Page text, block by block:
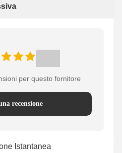
per questo fornitore
recensione
Istantanea